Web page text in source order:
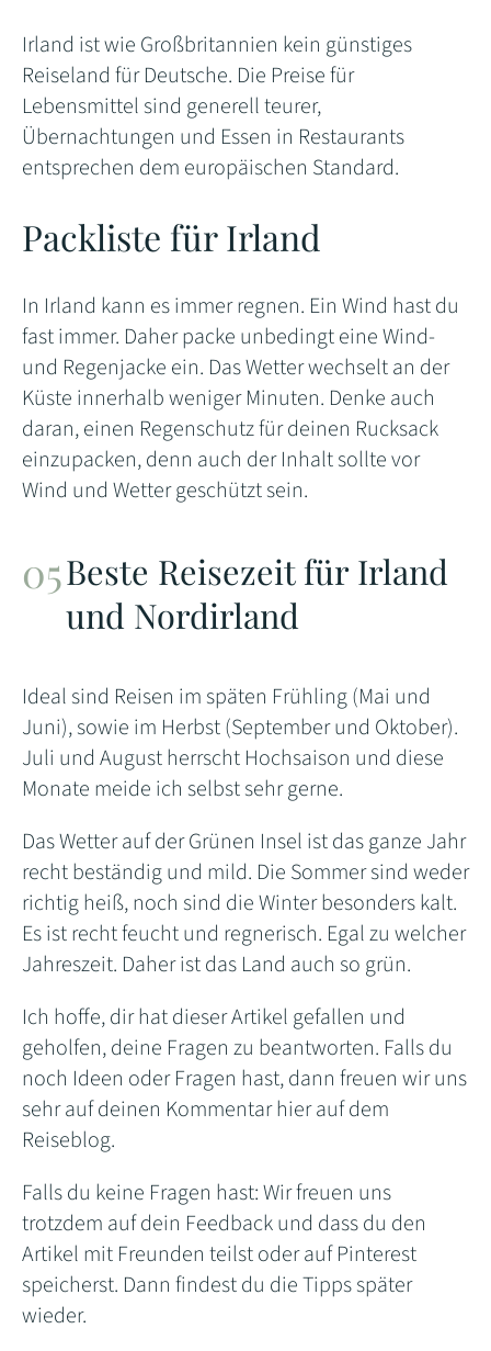
Irland ist wie Großbritannien kein günstiges
Reiseland für Deutsche. Die Preise für
Lebensmittel sind generell teurer,
Übernachtungen und Essen in Restaurants
entsprechen dem europäischen Standard.
Packliste für Irland
In Irland kann es immer regnen. Ein Wind hast du
fast immer. Daher packe unbedingt eine Wind-
und Regenjacke ein. Das Wetter wechselt an der
Küste innerhalb weniger Minuten. Denke auch
daran, einen Regenschutz für deinen Rucksack
einzupacken, denn auch der Inhalt sollte vor
Wind und Wetter geschützt sein.
Beste Reisezeit für Irland
und Nordirland
Ideal sind Reisen im späten Frühling (Mai und
Juni), sowie im Herbst (September und Oktober).
Juli und August herrscht Hochsaison und diese
Monate meide ich selbst sehr gerne.
Das Wetter auf der Grünen Insel ist das ganze Jahr
recht beständig und mild. Die Sommer sind weder
richtig heiß, noch sind die Winter besonders kalt.
Es ist recht feucht und regnerisch. Egal zu welcher
Jahreszeit. Daher ist das Land auch so grün.
Ich hoffe, dir hat dieser Artikel gefallen und
geholfen, deine Fragen zu beantworten. Falls du
noch Ideen oder Fragen hast, dann freuen wir uns
sehr auf deinen Kommentar hier auf dem
Reiseblog.
Falls du keine Fragen hast: Wir freuen uns
trotzdem auf dein Feedback und dass du den
Artikel mit Freunden teilst oder auf Pinterest
speicherst. Dann findest du die Tipps später
wieder.